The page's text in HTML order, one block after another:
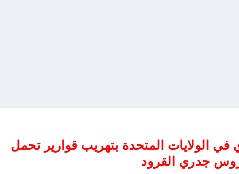
الولايات المتحدة بتهريب قوارير تحمل
جدري القرود